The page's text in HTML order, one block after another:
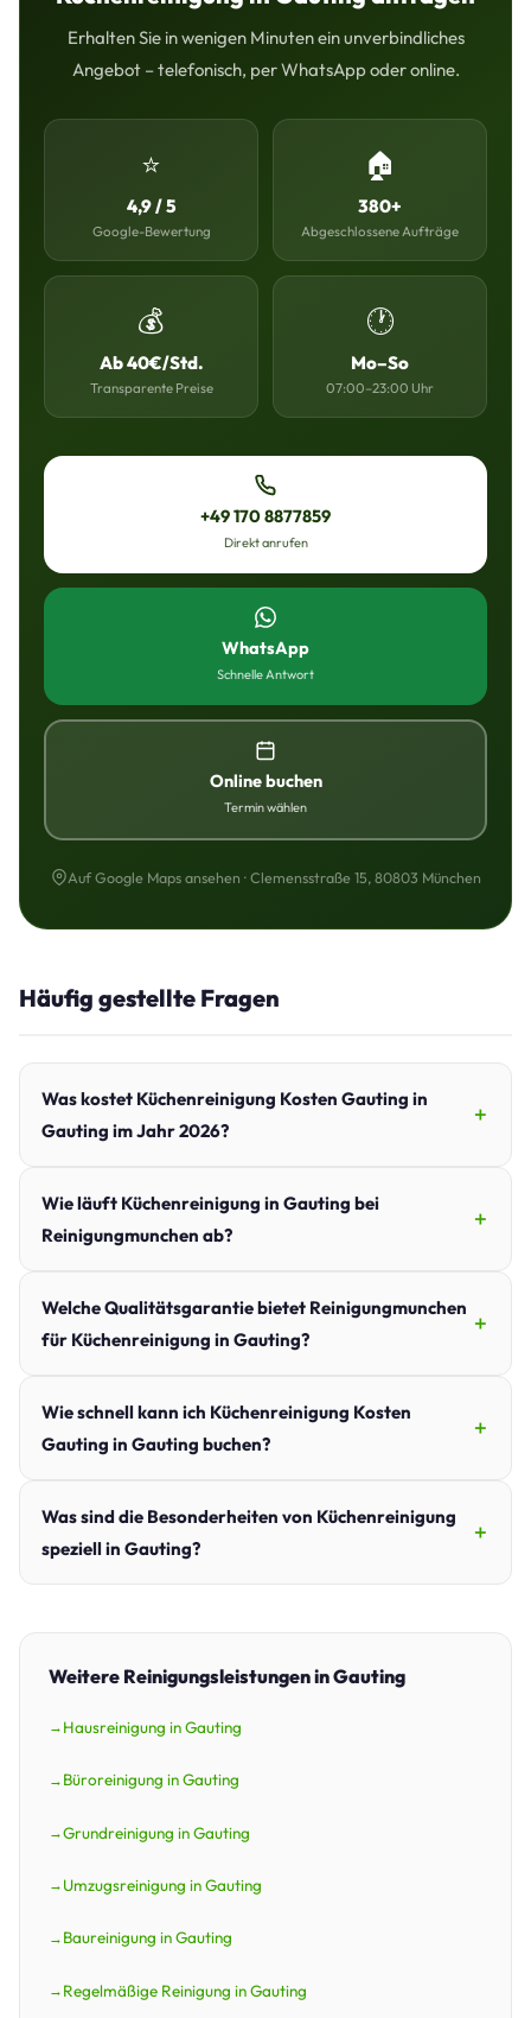
Erhalten Sie in wenigen Minuten ein unverbindliches
Angebot – telefonisch, per WhatsApp oder online.
⭐
4,9 / 5
Google-Bewertung
🏠
380+
Abgeschlossene Aufträge
💰
Ab 40€/Std.
Transparente Preise
🕐
Mo–So
07:00–23:00 Uhr
+49 170 8877859
Direkt anrufen
WhatsApp
Schnelle Antwort
Online buchen
Termin wählen
Auf Google Maps ansehen · Clemensstraße 15, 80803 München
Häufig gestellte Fragen
Was kostet Küchenreinigung Kosten Gauting in
Gauting im Jahr 2026?
Wie läuft Küchenreinigung in Gauting bei
Reinigungmunchen ab?
Welche Qualitätsgarantie bietet Reinigungmunchen
für Küchenreinigung in Gauting?
Wie schnell kann ich Küchenreinigung Kosten
Gauting in Gauting buchen?
Was sind die Besonderheiten von Küchenreinigung
speziell in Gauting?
Weitere Reinigungsleistungen in Gauting
Hausreinigung in Gauting
Büroreinigung in Gauting
Grundreinigung in Gauting
Umzugsreinigung in Gauting
Baureinigung in Gauting
Regelmäßige Reinigung in Gauting